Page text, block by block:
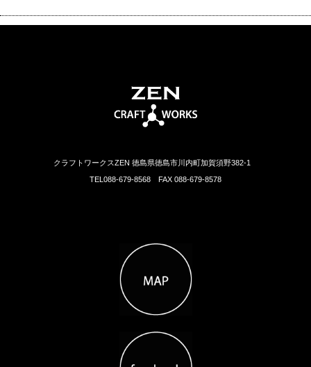
クラフトワークスZEN 徳島県徳島市川内町加賀須野382-1
TEL088-679-8568 FAX 088-679-8578